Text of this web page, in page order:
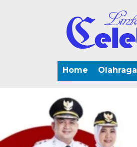
Home Olahraga